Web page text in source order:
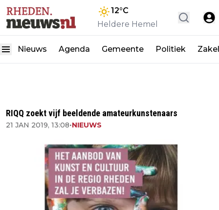
12°C
Heldere Hemel
Nieuws Agenda Gemeente Politiek
RIQQ zoekt vijf beeldende amateurkunstenaars
21 JAN 2019, 13:08•NIEUWS